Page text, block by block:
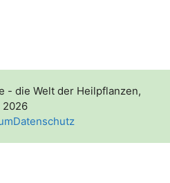
- die Welt der Heilpflanzen,
2026
Datenschutz